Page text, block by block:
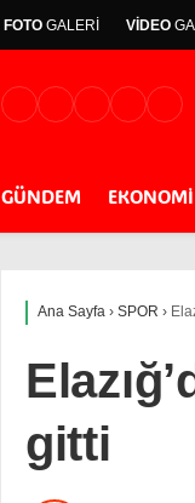
FOTO GALERİ VİDEO
GÜNDEM EKONOMİ
Ana Sayfa › SPOR ›
gitti